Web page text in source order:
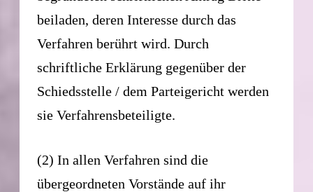
beiladen, deren Interesse durch das
Verfahren berührt wird. Durch
schriftliche Erklärung gegenüber der
Schiedsstelle / dem Parteigericht werden
sie Verfahrensbeteiligte.
(2) In allen Verfahren sind die
übergeordneten Vorstände auf ihr